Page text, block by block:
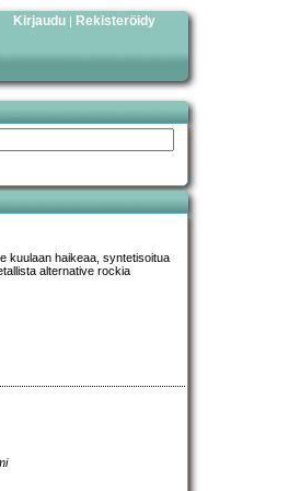
Kirjaudu | Rekisteröidy
kuulaan haikeaa, syntetisoitua
alternative rockia